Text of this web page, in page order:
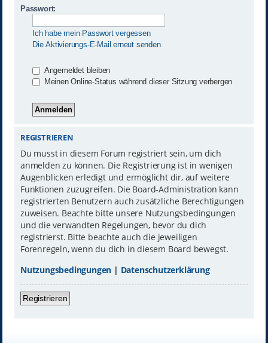
Passwort:
Ich habe mein Passwort vergessen
Die Aktivierungs-E-Mail erneut senden
Angemeldet bleiben
Meinen Online-Status während dieser Sitzung verbergen
REGISTRIEREN
Du musst in diesem Forum registriert sein, um dich
anmelden zu können. Die Registrierung ist in wenigen
Augenblicken erledigt und ermöglicht dir, auf weitere
Funktionen zuzugreifen. Die Board-Administration kann
registrierten Benutzern auch zusätzliche Berechtigungen
zuweisen. Beachte bitte unsere Nutzungsbedingungen
und die verwandten Regelungen, bevor du dich
registrierst. Bitte beachte auch die jeweiligen
Forenregeln, wenn du dich in diesem Board bewegst.
Nutzungsbedingungen | Datenschutzerklärung
Registrieren